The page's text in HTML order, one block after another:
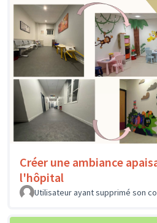
Créer une ambiance
l'hôpital
Utilisateur ayant supprimé son